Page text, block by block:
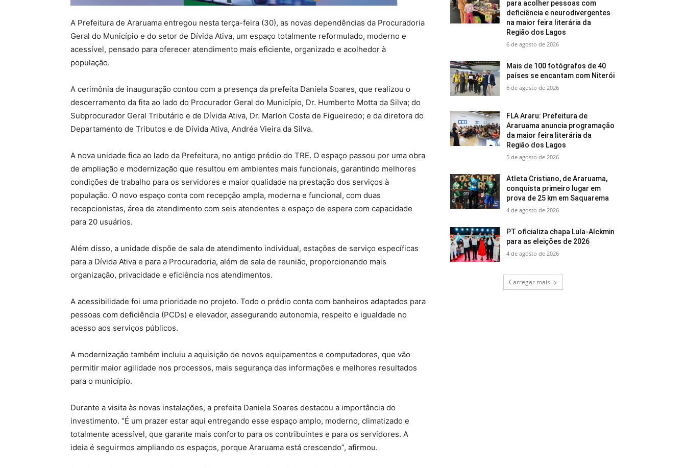
A Prefeitura de Araruama entregou nesta terça-feira (30), as novas dependências da Procuradoria
Geral do Município e do setor de Dívida Ativa, um espaço totalmente reformulado, moderno e
acessível, pensado para oferecer atendimento mais eficiente, organizado e acolhedor à
população.
A cerimônia de inauguração contou com a presença da prefeita Daniela Soares, que realizou o
descerramento da fita ao lado do Procurador Geral do Município, Dr. Humberto Motta da Silva; do
Subprocurador Geral Tributário e de Dívida Ativa, Dr. Marlon Costa de Figueiredo; e da diretora do
Departamento de Tributos e de Dívida Ativa, Andréa Vieira da Silva.
A nova unidade fica ao lado da Prefeitura, no antigo prédio do TRE. O espaço passou por uma obra
de ampliação e modernização que resultou em ambientes mais funcionais, garantindo melhores
condições de trabalho para os servidores e maior qualidade na prestação dos serviços à
população. O novo espaço conta com recepção ampla, moderna e funcional, com duas
recepcionistas, área de atendimento com seis atendentes e espaço de espera com capacidade
para 20 usuários.
Além disso, a unidade dispõe de sala de atendimento individual, estações de serviço específicas
para a Dívida Ativa e para a Procuradoria, além de sala de reunião, proporcionando mais
organização, privacidade e eficiência nos atendimentos.
A acessibilidade foi uma prioridade no projeto. Todo o prédio conta com banheiros adaptados para
pessoas com deficiência (PCDs) e elevador, assegurando autonomia, respeito e igualdade no
acesso aos serviços públicos.
A modernização também incluiu a aquisição de novos equipamentos e computadores, que vão
permitir maior agilidade nos processos, mais segurança das informações e melhores resultados
para o município.
Durante a visita às novas instalações, a prefeita Daniela Soares destacou a importância do
investimento. “É um prazer estar aqui entregando esse espaço amplo, moderno, climatizado e
totalmente acessível, que garante mais conforto para os contribuintes e para os servidores. A
ideia é seguirmos ampliando os espaços, porque Araruama está crescendo”, afirmou.
para acolher pessoas com
deficiência e neurodivergentes
na maior feira literária da
Região dos Lagos
6 de agosto de 2026
Mais de 100 fotógrafos de 40
países se encantam com Niterói
6 de agosto de 2026
FLA Araru: Prefeitura de
Araruama anuncia programação
da maior feira literária da
Região dos Lagos
5 de agosto de 2026
Atleta Cristiano, de Araruama,
conquista primeiro lugar em
prova de 25 km em Saquarema
4 de agosto de 2026
PT oficializa chapa Lula-Alckmin
para as eleições de 2026
4 de agosto de 2026
Carregar mais